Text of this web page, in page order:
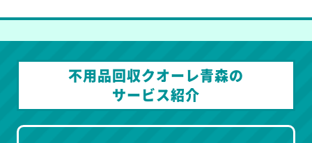
不用品回収クオーレ青森の
サービス紹介